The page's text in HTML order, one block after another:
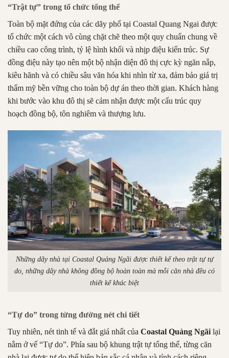
“Trật tự” trong tổ chức tổng thể
Toàn bộ mặt đứng của các dãy phố tại Coastal Quang Ngai được
tổ chức một cách vô cùng chặt chẽ theo một quy chuẩn chung về
chiều cao công trình, tỷ lệ hình khối và nhịp điệu kiến trúc. Sự
đồng điệu này tạo nên một bộ nhận diện đô thị cực kỳ ngăn nắp,
kiêu hãnh và có chiều sâu văn hóa khi nhìn từ xa, đảm bảo giá trị
thẩm mỹ bền vững cho toàn bộ dự án theo thời gian. Khách hàng
khi bước vào khu đô thị sẽ cảm nhận được một cấu trúc quy
hoạch đồng bộ, tôn nghiêm và thượng lưu.
Những dãy nhà tại Coastal Quảng Ngãi được thiết kế theo trật tự tự
do, những dãy nhà không đồng bộ hoàn toàn mà mỗi căn nhà đều có
thiết kế khác biệt
“Tự do” trong từng đường nét chi tiết
Tuy nhiên, nét tinh tế và đắt giá nhất của Coastal Quảng Ngãi lại
nằm ở vế “Tự do”. Phía sau bộ khung trật tự tổng thể, từng căn